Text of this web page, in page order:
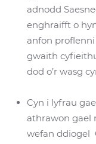
adnodd
enghraifft o
anfon
gwaith
dod o’r wasg
Cyn i lyfrau
athrawon gael
wefan ddiogel